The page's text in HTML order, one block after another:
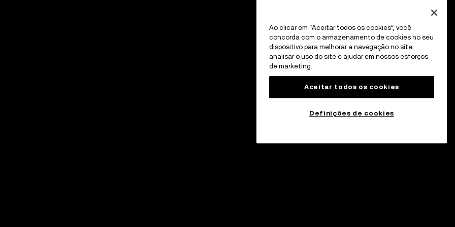
Ao clicar em “Aceitar todos os cookies”, você
concorda com o armazenamento de cookies no seu
dispositivo para melhorar a navegação no site,
analisar o uso do site e ajudar em nossos esforços
de marketing.
Aceitar todos os cookies
Definições de cookies